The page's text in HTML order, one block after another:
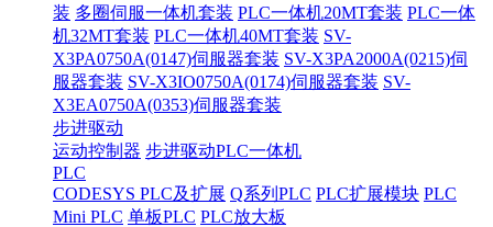
装 多圈伺服一体机套装 PLC一体机20MT套装 PLC一体
机32MT套装 PLC一体机40MT套装 SV-
X3PA0750A(0147)伺服器套装 SV-X3PA2000A(0215)伺
服器套装 SV-X3IO0750A(0174)伺服器套装 SV-
X3EA0750A(0353)伺服器套装
步进驱动
运动控制器 步进驱动PLC一体机
PLC
CODESYS PLC及扩展 Q系列PLC PLC扩展模块 PLC
Mini PLC 单板PLC PLC放大板